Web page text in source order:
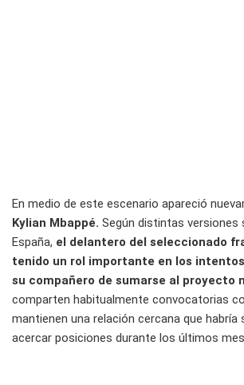
En medio de este escenario apareció
Kylian Mbappé. Según distintas versiones
España, el delantero del seleccionado
tenido un rol importante en los
su compañero de sumarse al proyecto
comparten habitualmente convocatorias
mantienen una relación cercana que habría
acercar posiciones durante los últimos